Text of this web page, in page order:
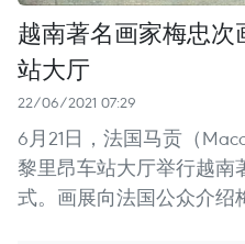
越南著名画家梅忠
站大厅
22/06/2021 07:29
6月21日，法国马贡（
黎里昂车站大厅举行越南
式。画展向法国公众介绍